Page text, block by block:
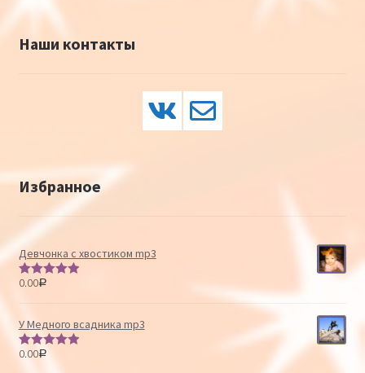
Наши контакты
Избранное
Девчонка с хвостиком mp3
Оценка
0.00Р
У Медного всадника mp3
Оценка
0.00Р